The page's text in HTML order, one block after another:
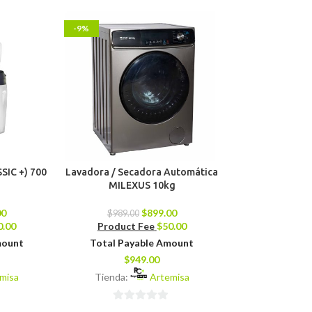
+) 700
-9%
Lavadora / Secadora Automática
MILEXUS 10kg
$989.00 $899.00
Product Fee$50.00
Total Payable Amount
$949.00
Tienda:
Artemisa